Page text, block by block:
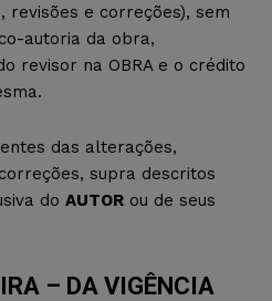
revisões e correções), sem
autoria da obra,
revisor na OBRA e o crédito
das alterações,
supra descritos
do AUTOR ou de seus
– DA VIGÊNCIA